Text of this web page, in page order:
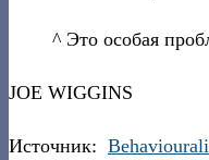
^ Это особая
JOE WIGGINS
Источник: